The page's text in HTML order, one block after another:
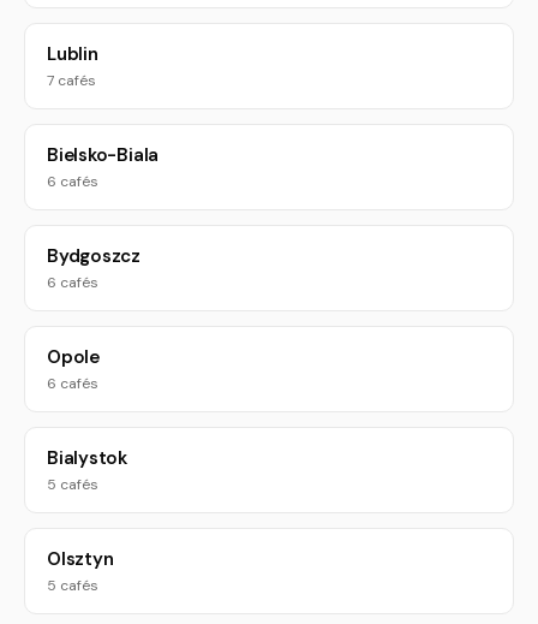
Lublin
7 cafés
Bielsko-Biala
6 cafés
Bydgoszcz
6 cafés
Opole
6 cafés
Bialystok
5 cafés
Olsztyn
5 cafés